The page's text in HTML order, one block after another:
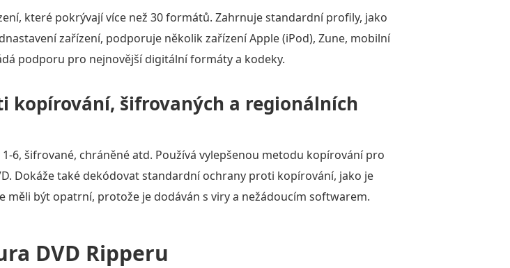
které pokrývají více než 30 formátů. Zahrnuje standardní profily, jako
zařízení, podporuje několik zařízení Apple (iPod), Zune, mobilní
podporu pro nejnovější digitální formáty a kodeky.
kopírování, šifrovaných a regionálních
1-6, šifrované, chráněné atd. Používá vylepšenou metodu kopírování pro
Dokáže také dekódovat standardní ochrany proti kopírování, jako je
měli být opatrní, protože je dodáván s viry a nežádoucím softwarem.
DVD Ripperu